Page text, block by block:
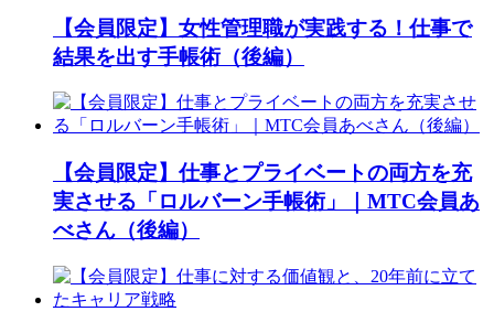
【会員限定】女性管理職が実践する！仕事で
結果を出す手帳術（後編）
【会員限定】仕事とプライベートの両方を充
実させる「ロルバーン手帳術」｜MTC会員あ
べさん（後編）